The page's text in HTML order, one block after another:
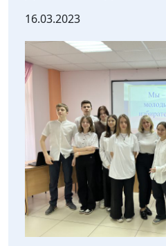
16.03.2023